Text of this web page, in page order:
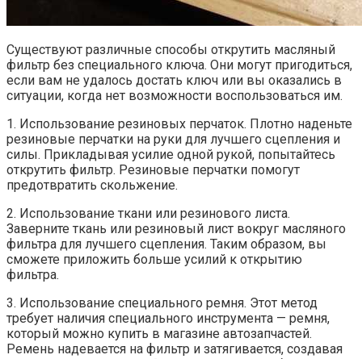
Существуют различные способы открутить масляный
фильтр без специального ключа. Они могут пригодиться,
если вам не удалось достать ключ или вы оказались в
ситуации, когда нет возможности воспользоваться им.
1. Использование резиновых перчаток. Плотно наденьте
резиновые перчатки на руки для лучшего сцепления и
силы. Прикладывая усилие одной рукой, попытайтесь
открутить фильтр. Резиновые перчатки помогут
предотвратить скольжение.
2. Использование ткани или резинового листа.
Заверните ткань или резиновый лист вокруг масляного
фильтра для лучшего сцепления. Таким образом, вы
сможете приложить больше усилий к открытию
фильтра.
3. Использование специального ремня. Этот метод
требует наличия специального инструмента — ремня,
который можно купить в магазине автозапчастей.
Ремень надевается на фильтр и затягивается, создавая